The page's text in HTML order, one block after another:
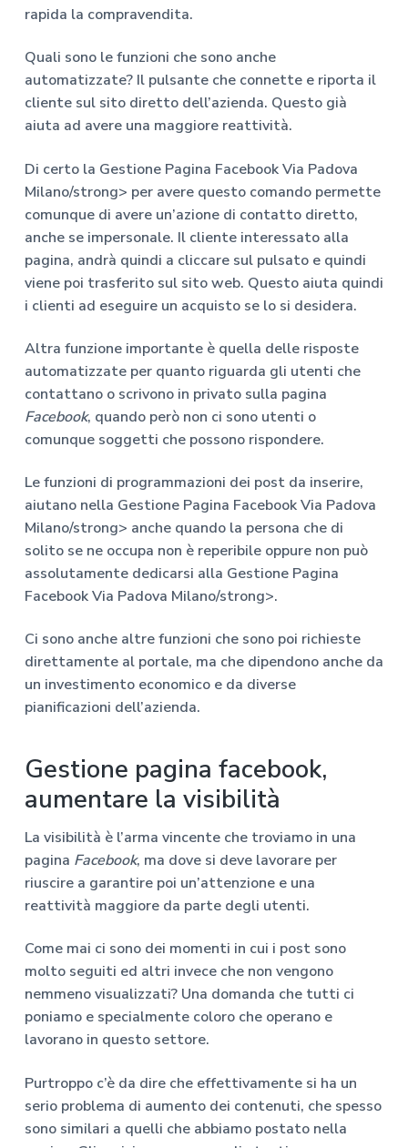
rapida la compravendita.
Quali sono le funzioni che sono anche
automatizzate? Il pulsante che connette e riporta il
cliente sul sito diretto dell’azienda. Questo già
aiuta ad avere una maggiore reattività.
Di certo la Gestione Pagina Facebook Via Padova
Milano/strong> per avere questo comando permette
comunque di avere un’azione di contatto diretto,
anche se impersonale. Il cliente interessato alla
pagina, andrà quindi a cliccare sul pulsato e quindi
viene poi trasferito sul sito web. Questo aiuta quindi
i clienti ad eseguire un acquisto se lo si desidera.
Altra funzione importante è quella delle risposte
automatizzate per quanto riguarda gli utenti che
contattano o scrivono in privato sulla pagina
Facebook, quando però non ci sono utenti o
comunque soggetti che possono rispondere.
Le funzioni di programmazioni dei post da inserire,
aiutano nella Gestione Pagina Facebook Via Padova
Milano/strong> anche quando la persona che di
solito se ne occupa non è reperibile oppure non può
assolutamente dedicarsi alla Gestione Pagina
Facebook Via Padova Milano/strong>.
Ci sono anche altre funzioni che sono poi richieste
direttamente al portale, ma che dipendono anche da
un investimento economico e da diverse
pianificazioni dell’azienda.
Gestione pagina facebook,
aumentare la visibilità
La visibilità è l’arma vincente che troviamo in una
pagina Facebook, ma dove si deve lavorare per
riuscire a garantire poi un’attenzione e una
reattività maggiore da parte degli utenti.
Come mai ci sono dei momenti in cui i post sono
molto seguiti ed altri invece che non vengono
nemmeno visualizzati? Una domanda che tutti ci
poniamo e specialmente coloro che operano e
lavorano in questo settore.
Purtroppo c’è da dire che effettivamente si ha un
serio problema di aumento dei contenuti, che spesso
sono similari a quelli che abbiamo postato nella